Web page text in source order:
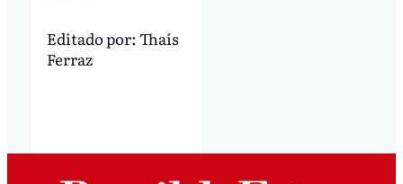
Editado por: Thaís
Ferraz